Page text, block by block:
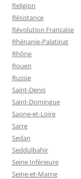
Religion
Résistance
Révolution Française
Rhénanie-Palatinat
Rhône
Rouen
Russie
Saint-Denis
Saint-Domingue
Saone-et-Loire
Sarre
Sedan
Seddülbahir
Seine Inférieure
Seine-et-Marne